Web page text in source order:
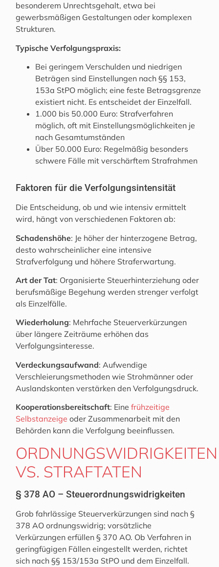
besonderem Unrechtsgehalt, etwa bei
gewerbsmäßigen Gestaltungen oder komplexen
Strukturen.
Typische Verfolgungspraxis:
Bei geringem Verschulden und niedrigen
Beträgen sind Einstellungen nach §§ 153,
153a StPO möglich; eine feste Betragsgrenze
existiert nicht. Es entscheidet der Einzelfall.
1.000 bis 50.000 Euro: Strafverfahren
möglich, oft mit Einstellungsmöglichkeiten je
nach Gesamtumständen
Über 50.000 Euro: Regelmäßig besonders
schwere Fälle mit verschärftem Strafrahmen
Faktoren für die Verfolgungsintensität
Die Entscheidung, ob und wie intensiv ermittelt
wird, hängt von verschiedenen Faktoren ab:
Schadenshöhe: Je höher der hinterzogene Betrag,
desto wahrscheinlicher eine intensive
Strafverfolgung und höhere Straferwartung.
Art der Tat: Organisierte Steuerhinterziehung oder
berufsmäßige Begehung werden strenger verfolgt
als Einzelfälle.
Wiederholung: Mehrfache Steuerverkürzungen
über längere Zeiträume erhöhen das
Verfolgungsinteresse.
Verdeckungsaufwand: Aufwendige
Verschleierungsmethoden wie Strohmänner oder
Auslandskonten verstärken den Verfolgungsdruck.
Kooperationsbereitschaft: Einefrühzeitige
Selbstanzeige oder Zusammenarbeit mit den
Behörden kann die Verfolgung beeinflussen.
ORDNUNGSWIDRIGKEITEN
VS. STRAFTATEN
§ 378 AO – Steuerordnungswidrigkeiten
Grob fahrlässige Steuerverkürzungen sind nach §
378 AO ordnungswidrig; vorsätzliche
Verkürzungen erfüllen § 370 AO. Ob Verfahren in
geringfügigen Fällen eingestellt werden, richtet
sich nach §§ 153/153a StPO und dem Einzelfall.